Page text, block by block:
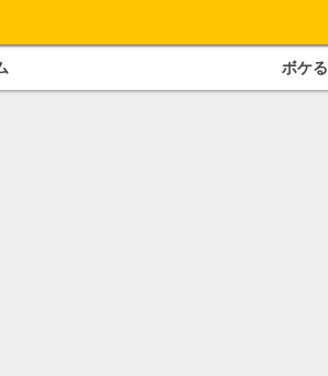
ボケる